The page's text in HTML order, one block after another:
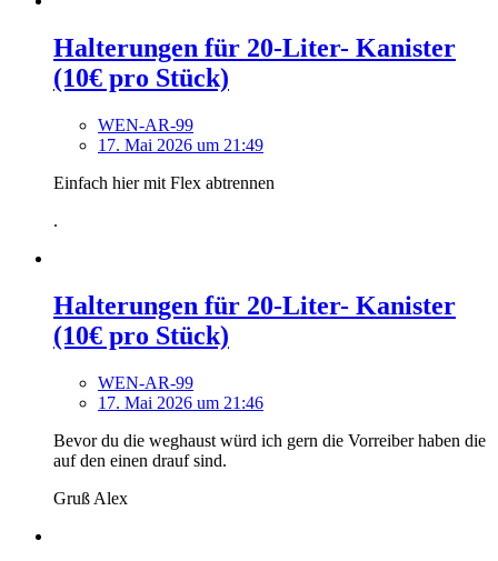
Halterungen für 20-Liter- Kanister
(10€ pro Stück)
WEN-AR-99
17. Mai 2026 um 21:49
Einfach hier mit Flex abtrennen
.
Halterungen für 20-Liter- Kanister
(10€ pro Stück)
WEN-AR-99
17. Mai 2026 um 21:46
Bevor du die weghaust würd ich gern die Vorreiber haben die
auf den einen drauf sind.
Gruß Alex